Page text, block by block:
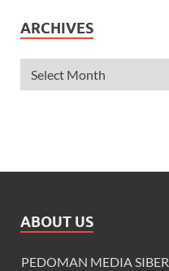
ARCHIVES
ABOUT US
PEDOMAN MEDIA SIBER